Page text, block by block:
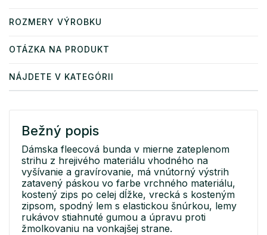
ROZMERY VÝROBKU
OTÁZKA NA PRODUKT
NÁJDETE V KATEGÓRII
Bežný popis
Dámska fleecová bunda v mierne zateplenom
strihu z hrejivého materiálu vhodného na
vyšívanie a gravírovanie, má vnútorný výstrih
zatavený páskou vo farbe vrchného materiálu,
kostený zips po celej dĺžke, vrecká s kosteným
zipsom, spodný lem s elastickou šnúrkou, lemy
rukávov stiahnuté gumou a úpravu proti
žmolkovaniu na vonkajšej strane.